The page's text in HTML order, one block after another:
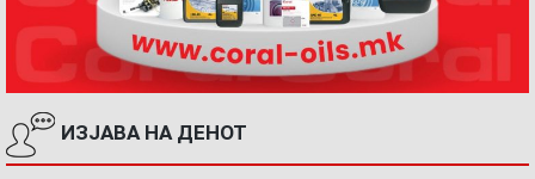
ИЗЈАВА НА ДЕНОТ